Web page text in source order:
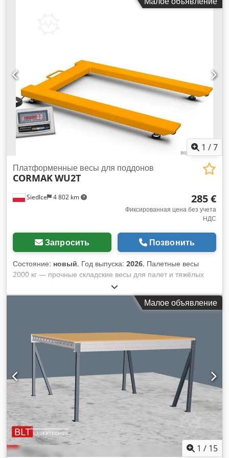
(без НДС), включая демонтаж, упаковку и погрузку!
мм, верхняя поверхность – серая с мраморным рисунком,
нижняя поверхность – белая Дополнительные элементы,
такие как перила, лестницы и т. д., по запросу Состояние:
хорошее, настоятельно рекомендуется осмотр!
Доступность: примерно с 4-го квартала 2026 года
Местонахождение: Гамбург
1 /7
Siedlce 4 802 km
Платформенные весы для поддонов
CORMAKWU2T
285 €
Фиксированная цена без учета
НДС
Запросить Позвонить
Состояние: новый, Год выпуска: 2026, Палетные весы
2000 кг — прочные складские весы для палет и тяжёлых
грузов Палетные весы на 2000 кг — это практичное и
надёжное устройство, разработанное для работы на
складах, оптовых базах и производственных предприятиях.
ускоряет процесс взвешивания. Такие палетные весы
устраняют необходимость использования дополнительных
пандусов или подиумов, благодаря чему ежедневная
работа с товарами становится проще и эффективнее.
Dsdpfxjxay Tnj Agmewa Основные технические параметры:
- Размер платформы: 120 x 85 см — подходит для
стандартных европалет; - Высота весов: всего 10 см —
облегчает въезд ручной роклой; - Максимальная
грузоподъёмность: 2000 кг — позволяет взвешивать как
отдельные коробки, так и целые палеты с грузом; -
Точность измерения: 0,5 кг — гарантирует точные
Малое объявление
1 / 15